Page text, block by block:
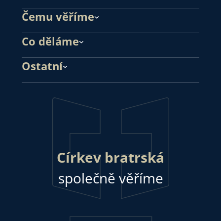
Čemu věříme
Co děláme
Ostatní
Církev bratrská
společně věříme